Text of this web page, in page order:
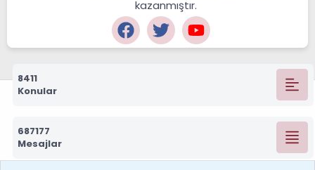
kazanmıştır.
8411
Konular
687177
Mesajlar